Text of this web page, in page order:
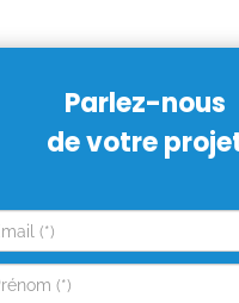
Parlez-nous
de votre